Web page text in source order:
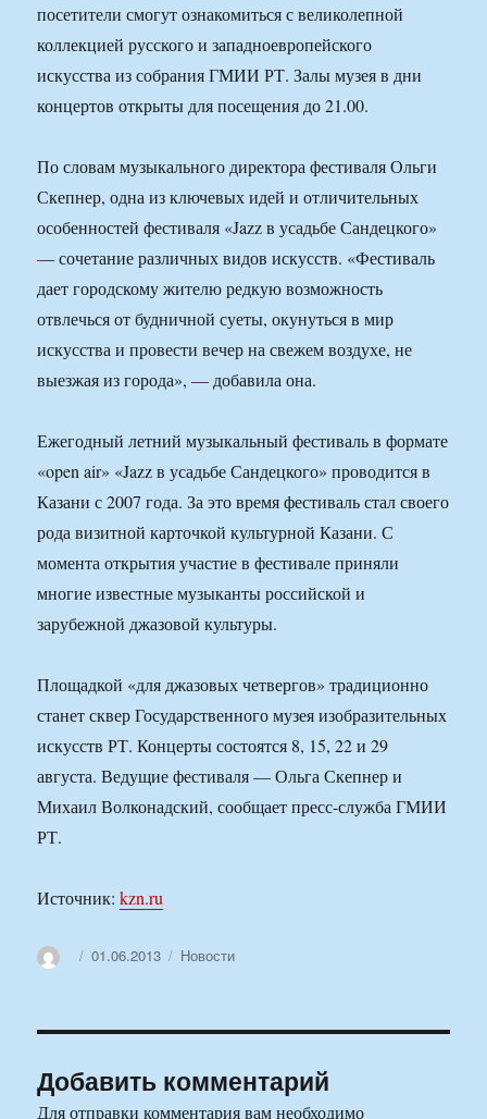
посетители смогут ознакомиться с великолепной
коллекцией русского и западноевропейского
искусства из собрания ГМИИ РТ. Залы музея в дни
концертов открыты для посещения до 21.00.
По словам музыкального директора фестиваля Ольги
Скепнер, одна из ключевых идей и отличительных
особенностей фестиваля «Jazz в усадьбе Сандецкого»
— сочетание различных видов искусств. «Фестиваль
дает городскому жителю редкую возможность
отвлечься от будничной суеты, окунуться в мир
искусства и провести вечер на свежем воздухе, не
выезжая из города», — добавила она.
Ежегодный летний музыкальный фестиваль в формате
«open air» «Jazz в усадьбе Сандецкого» проводится в
Казани с 2007 года. За это время фестиваль стал своего
рода визитной карточкой культурной Казани. С
момента открытия участие в фестивале приняли
многие известные музыканты российской и
зарубежной джазовой культуры.
Площадкой «для джазовых четвергов» традиционно
станет сквер Государственного музея изобразительных
искусств РТ. Концерты состоятся 8, 15, 22 и 29
августа. Ведущие фестиваля — Ольга Скепнер и
Михаил Волконадский, сообщает пресс-служба ГМИИ
РТ.
Источник:kzn.ru
АвторОпубликовано
01.06.2013 Рубрики
Новости
Добавить комментарий
Для отправки комментария вам необходимо